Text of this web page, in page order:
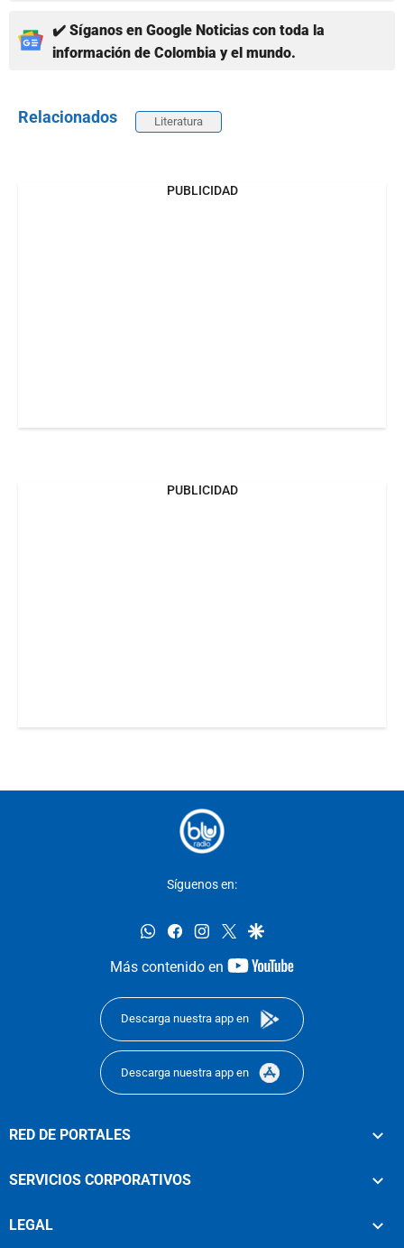
✔️ Síganos en Google Noticias con toda la
información de Colombia y el mundo.
Relacionados Literatura
PUBLICIDAD
PUBLICIDAD
Síguenos en:
whatsappfacebookinstagram
twittergoogle
Más contenido en
youtube-
Descarga nuestra app en
Descarga nuestra app en
RED DE PORTALES
SERVICIOS CORPORATIVOS
LEGAL